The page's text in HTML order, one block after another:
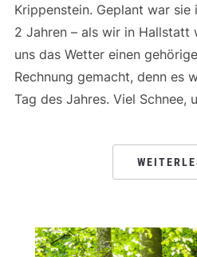
Krippenstein. Geplant war
2 Jahren – als wir in Hallstatt
uns das Wetter einen
Rechnung gemacht, denn es
Tag des Jahres. Viel Schnee,